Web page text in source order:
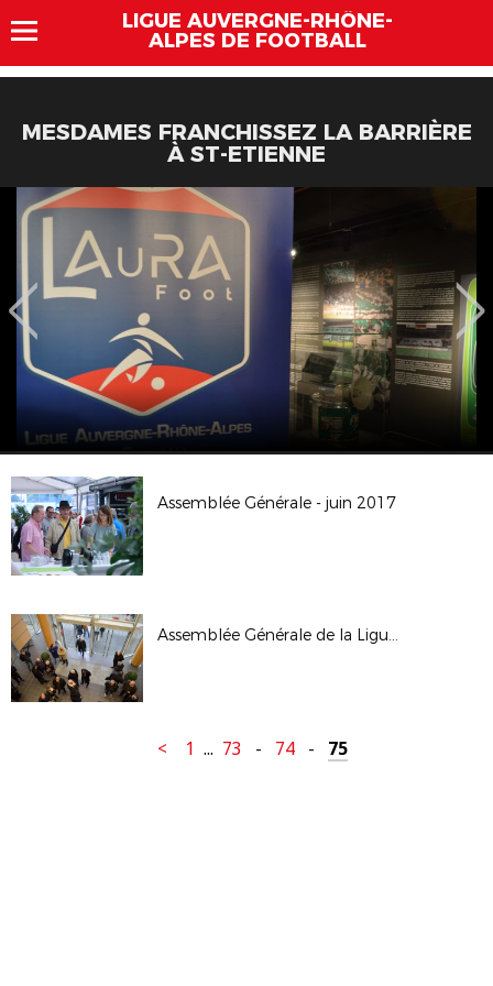
LIGUE AUVERGNE-RHÔNE-
ALPES DE FOOTBALL
MESDAMES FRANCHISSEZ LA BARRIÈRE
À ST-ETIENNE
Assemblée Générale - juin 2017
Assemblée Générale de la Ligue - janv 2017
< 1 ... 73 - 74 - 75